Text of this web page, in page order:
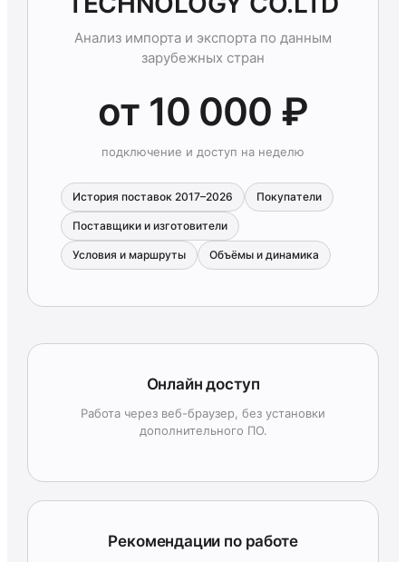
Анализ импорта и экспорта по данным
зарубежных стран
от 10 000 ₽
подключение и доступ на неделю
История поставок 2017–2026 Покупатели
Поставщики и изготовители
Условия и маршруты Объёмы и динамика
Онлайн доступ
Работа через веб-браузер, без установки
дополнительного ПО.
Рекомендации по работе